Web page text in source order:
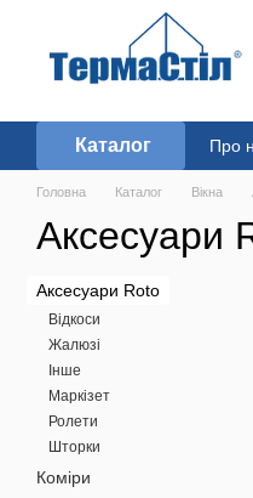
Перейти до основного
Каталог Про
Головна Каталог Вікна
Аксесуари
Аксесуари Roto
Відкоси
Жалюзі
Інше
Маркізет
Ролети
Шторки
Коміри